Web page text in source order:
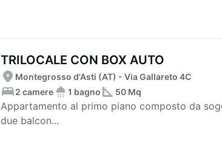
TRILOCALE CON BOX AUTO
Montegrosso d'Asti (AT) - Via Gallareto 4C
2 camere
1 bagno 50 Mq
Appartamento al primo piano composto da
due balcon...